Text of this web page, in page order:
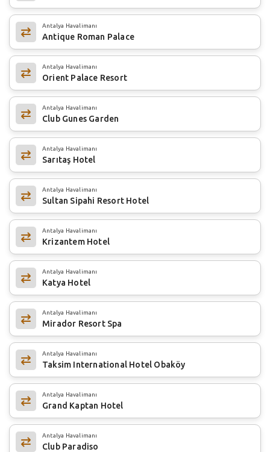
Antalya Havalimanı
Antique Roman Palace
Antalya Havalimanı
Orient Palace Resort
Antalya Havalimanı
Club Gunes Garden
Antalya Havalimanı
Sarıtaş Hotel
Antalya Havalimanı
Sultan Sipahi Resort Hotel
Antalya Havalimanı
Krizantem Hotel
Antalya Havalimanı
Katya Hotel
Antalya Havalimanı
Mirador Resort Spa
Antalya Havalimanı
Taksim International Hotel Obaköy
Antalya Havalimanı
Grand Kaptan Hotel
Antalya Havalimanı
Club Paradiso